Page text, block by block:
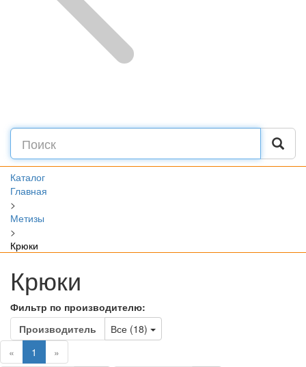
Каталог
Главная
>
Метизы
>
Крюки
Крюки
Фильтр по производителю:
Производитель
Все (18) Toggle Dropdown
«
1 (current)
»